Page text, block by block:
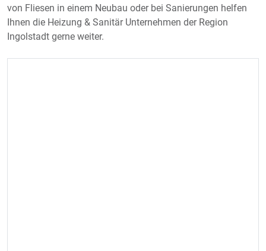
von Fliesen in einem Neubau oder bei Sanierungen helfen
Ihnen die Heizung & Sanitär Unternehmen der Region
Ingolstadt gerne weiter.